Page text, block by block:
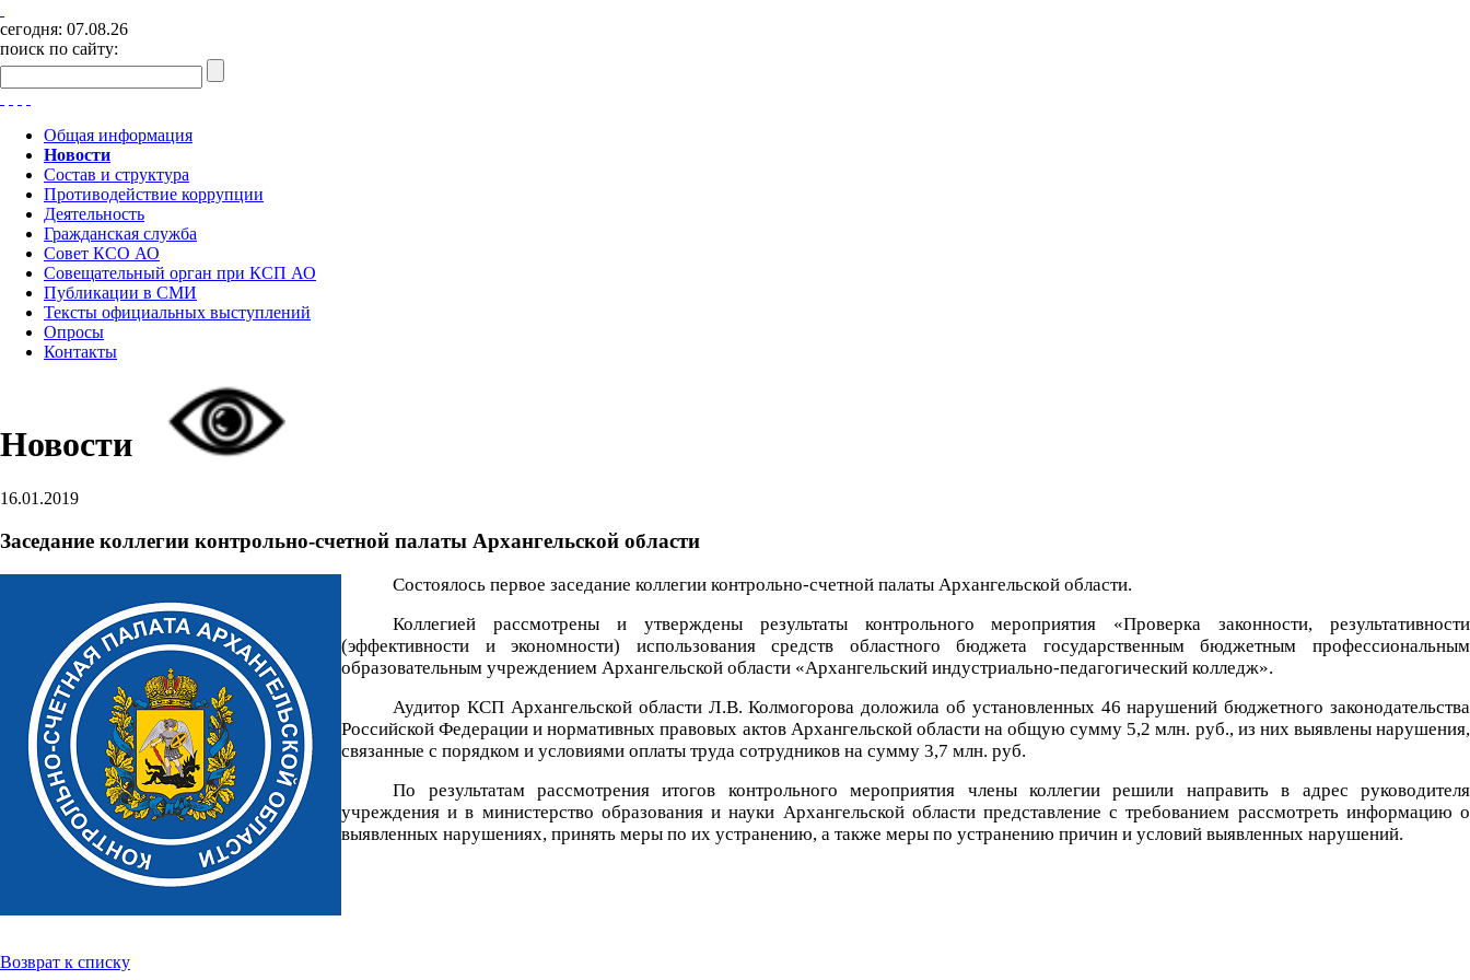
сегодня: 07.08.26
поиск по сайту:
Общая информация
Новости
Состав и структура
Противодействие коррупции
Деятельность
Гражданская служба
Совет КСО АО
Совещательный орган при КСП АО
Публикации в СМИ
Тексты официальных выступлений
Опросы
Контакты
Новости
16.01.2019
Заседание коллегии контрольно-счетной палаты Архангельской области
Состоялось первое заседание коллегии контрольно-счетной палаты Архангельской области.
Коллегией рассмотрены и утверждены результаты контрольного мероприятия «Проверка законности, результативности
(эффективности и экономности) использования средств областного бюджета государственным бюджетным профессиональным
образовательным учреждением Архангельской области «Архангельский индустриально-педагогический колледж».
Аудитор КСП Архангельской области Л.В. Колмогорова доложила об установленных 46 нарушений бюджетного законодательства
Российской Федерации и нормативных правовых актов Архангельской области на общую сумму 5,2 млн. руб., из них выявлены нарушения,
связанные с порядком и условиями оплаты труда сотрудников на сумму 3,7 млн. руб.
По результатам рассмотрения итогов контрольного мероприятия члены коллегии решили направить в адрес руководителя
учреждения и в министерство образования и науки Архангельской области представление с требованием рассмотреть информацию о
выявленных нарушениях, принять меры по их устранению, а также меры по устранению причин и условий выявленных нарушений.
Возврат к списку